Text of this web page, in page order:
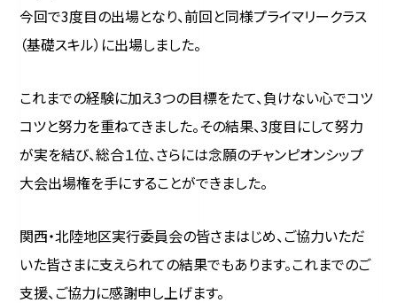
今回で3度目の出場となり、前回と同様プライマリークラス
（基礎スキル）に出場しました。
これまでの経験に加え3つの目標をたて、負けない心でコツ
コツと努力を重ねてきました。その結果、3度目にして努力
が実を結び、総合１位、さらには念願のチャンピオンシップ
大会出場権を手にすることができました。
関西・北陸地区実行委員会の皆さまはじめ、ご協力いただ
いた皆さまに支えられての結果でもあります。これまでのご
支援、ご協力に感謝申し上げます。